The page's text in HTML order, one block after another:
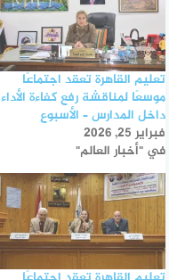
تعليم القاهرة تعقد اجتماعًا
موسعًا لمناقشة رفع كفاءة الأداء
داخل المدارس – الأسبوع
فبراير 25, 2026
في "أخبار العالم"